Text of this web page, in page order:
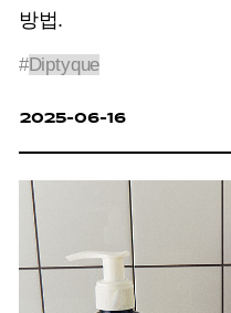
방법.
#Diptyque
2025-06-16